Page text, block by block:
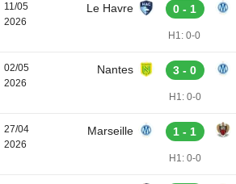
11/05
2026
Le Havre 0 - 1
H1: 0-0
02/05
2026
Nantes 3 - 0
H1: 0-0
27/04
2026
Marseille 1 - 1
H1: 0-0